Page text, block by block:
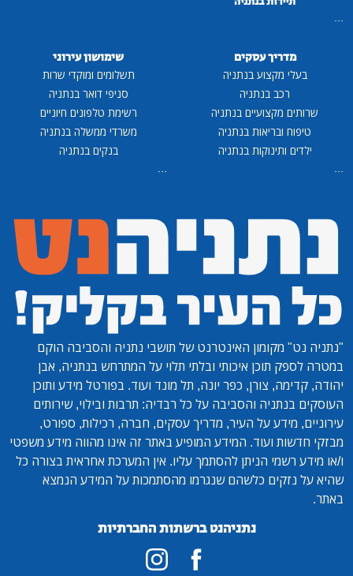
מדריך עסקים
בעלי מקצוע בנתניה
רכב בנתניה
שרותים מקצועיים בנתניה
טיפוח ובריאות בנתניה
ילדים ותינוקות בנתניה
שימושון עירוני
תשלומים ומוקדי שרות
סניפי דואר בנתניה
רשימת טלפונים חיוניים
משרדי ממשלה בנתניה
בנקים בנתניה
"נתניה נט" מקומון האינטרנט של תושבי נתניה והסביבה הוקם
במטרה לספק תוכן איכותי ובלתי תלוי על המתרחש בנתניה, אבן
יהודה, קדימה, צורן, כפר יונה, תל מונד ועוד. בפורטל מידע ותוכן
העוסקים בנתניה והסביבה על כל רבדיה: תרבות ובילוי, שירותים
עירוניים, מידע על העיר, מדריך עסקים, חברה, רכילות, ספורט,
מבזקי חדשות ועוד. המידע המופיע באתר זה אינו מהווה מידע משפטי
ו/או מידע רשמי הניתן להסתמך עליו. אין המערכת אחראית בצורה כל
שהיא על נזקים כלשהם שנגרמו מהסתמכות על המידע הנמצא
באתר.
נתניהנט ברשתות החברתיות